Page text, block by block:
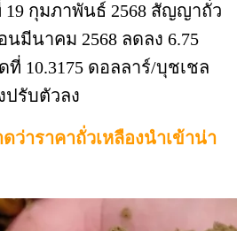
19 กุมภาพันธ์ 2568 สัญญาถั่ว
นมีนาคม 2568 ลดลง 6.75
ที่ 10.3175 ดอลลาร์/บุชเชล
ปรับตัวลง
ว่าราคาถั่วเหลืองนำเข้าน่า